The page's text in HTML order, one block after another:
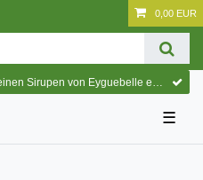
0,00 EUR
erfrischende Cocktails und köstliche Sommerdrinks.
☰